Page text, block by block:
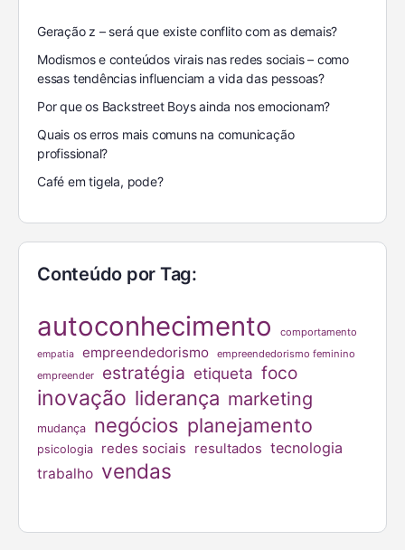
Geração z – será que existe conflito com as demais?
Modismos e conteúdos virais nas redes sociais – como
essas tendências influenciam a vida das pessoas?
Por que os Backstreet Boys ainda nos emocionam?
Quais os erros mais comuns na comunicação
profissional?
Café em tigela, pode?
Conteúdo por Tag:
autoconhecimento comportamento
empatia empreendedorismo
empreendedorismo feminino
empreender
estratégia etiqueta foco
inovação liderança marketing
mudança negócios planejamento
psicologia redes sociais resultados tecnologia
trabalho vendas